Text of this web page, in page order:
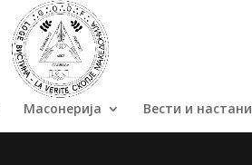
Масонерија Вести и настани